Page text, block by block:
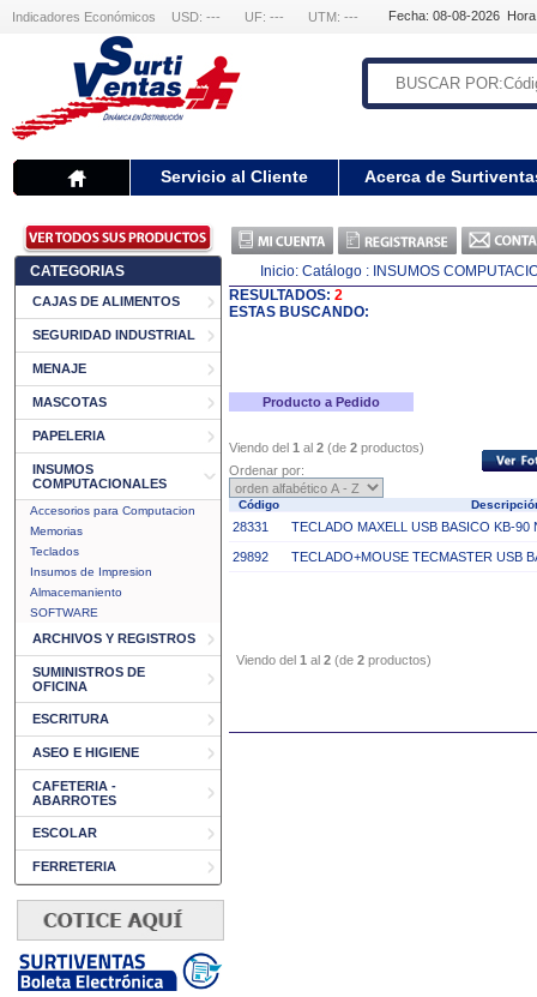
Indicadores Económicos USD: --- UF: --- UTM: --- Fecha: 08-08-2026
Servicio al Cliente Acerca de
CATEGORIAS
CAJAS DE ALIMENTOS
SEGURIDAD INDUSTRIAL
MENAJE
MASCOTAS
PAPELERIA
INSUMOS
COMPUTACIONALES
Accesorios para Computacion
Memorias
Teclados
Insumos de Impresion
Almacemaniento
SOFTWARE
ARCHIVOS Y REGISTROS
SUMINISTROS DE
OFICINA
ESCRITURA
ASEO E HIGIENE
CAFETERIA -
ABARROTES
ESCOLAR
FERRETERIA
Inicio: Catálogo : INSUMOS
RESULTADOS: 2
ESTAS BUSCANDO:
Producto a Pedido
Viendo del 1 al 2 (de 2 productos)
Ordenar por:
Código
28331 TECLADO MAXELL USB BASICO KB-90
29892 TECLADO+MOUSE TECMASTER USB
Viendo del 1 al 2 (de 2 productos)